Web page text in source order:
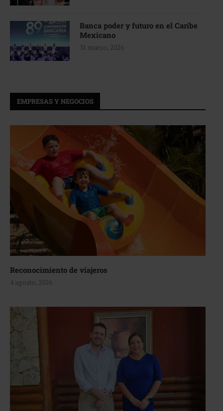
Banca poder y futuro en el Caribe
Mexicano
31 marzo, 2026
EMPRESAS Y NEGOCIOS
Reconocimiento de viajeros
4 agosto, 2026